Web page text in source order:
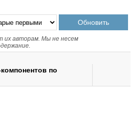
их авторам. Мы не несем
по